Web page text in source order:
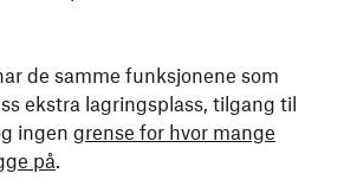
de samme funksjonene som
ekstra lagringsplass, tilgang til
ingen grense for hvor mange
på.